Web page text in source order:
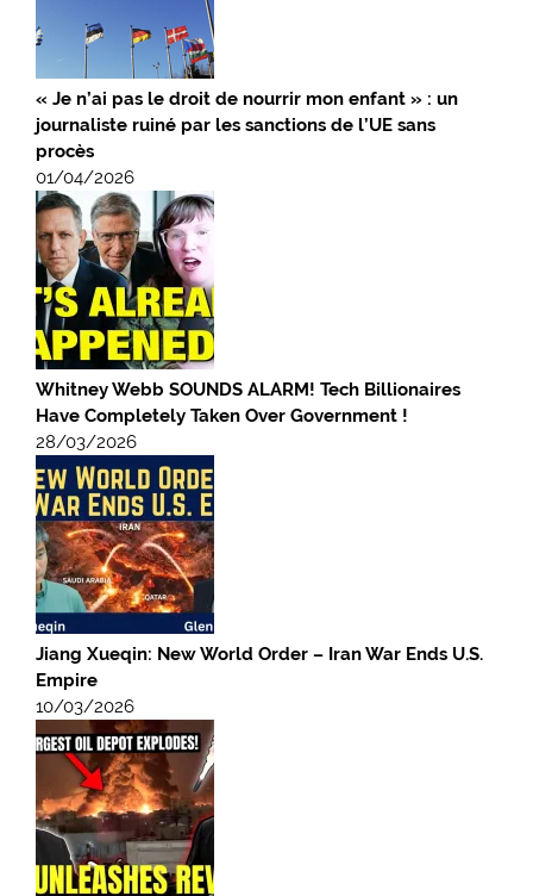
« Je n’ai pas le droit de nourrir mon enfant » : un
journaliste ruiné par les sanctions de l’UE sans
procès
01/04/2026
Whitney Webb SOUNDS ALARM! Tech Billionaires
Have Completely Taken Over Government !
28/03/2026
Jiang Xueqin: New World Order – Iran War Ends U.S.
Empire
10/03/2026